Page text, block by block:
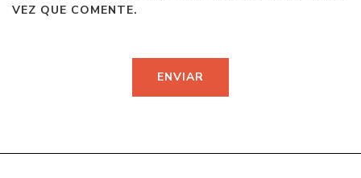
VEZ QUE COMENTE.